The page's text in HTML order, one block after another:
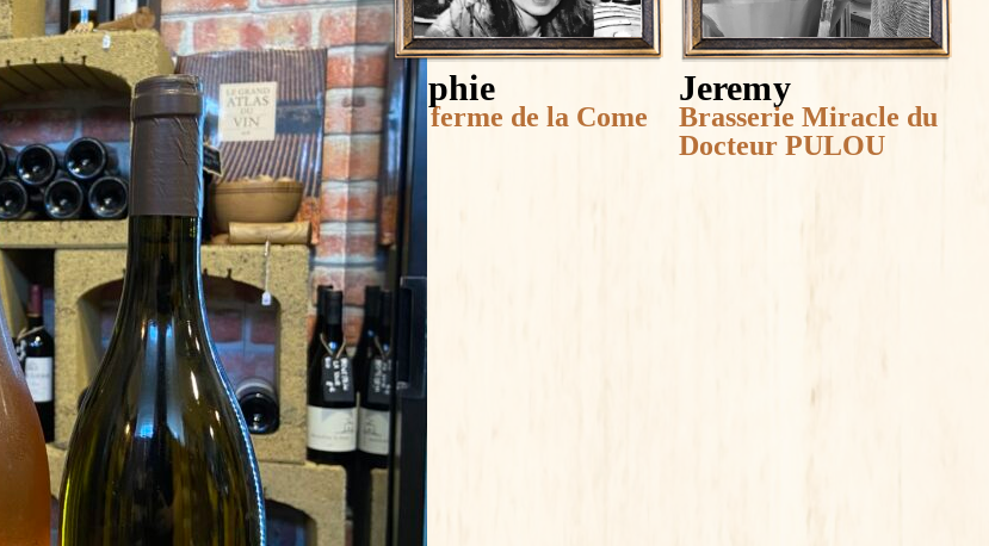
Sophie
La ferme de la Come
Jeremy
Brasserie Miracle du
Docteur PULOU